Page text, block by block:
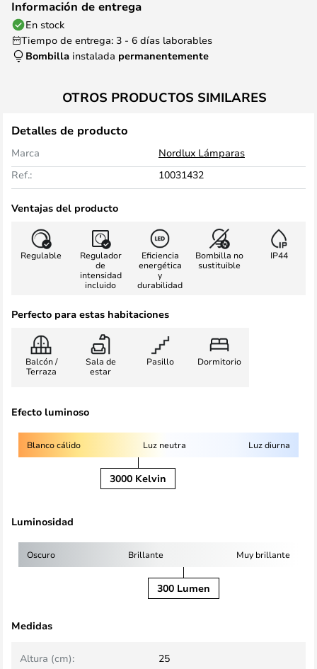
Información de entrega
En stock
Tiempo de entrega: 3 - 6 días laborables
Bombilla instalada permanentemente
OTROS PRODUCTOS SIMILARES
Detalles de producto
Marca
Nordlux Lámparas
Ref.:
10031432
Ventajas del producto
Regulable
Regulador
de
intensidad
incluido
Eficiencia
energética
y
durabilidad
Bombilla no
sustituible
IP44
Perfecto para estas habitaciones
Balcón /
Terraza
Sala de
estar
Pasillo Dormitorio
Efecto luminoso
Blanco cálido Luz neutra Luz diurna
3000 Kelvin
Luminosidad
Oscuro Brillante Muy brillante
300 Lumen
Medidas
Altura (cm): 25